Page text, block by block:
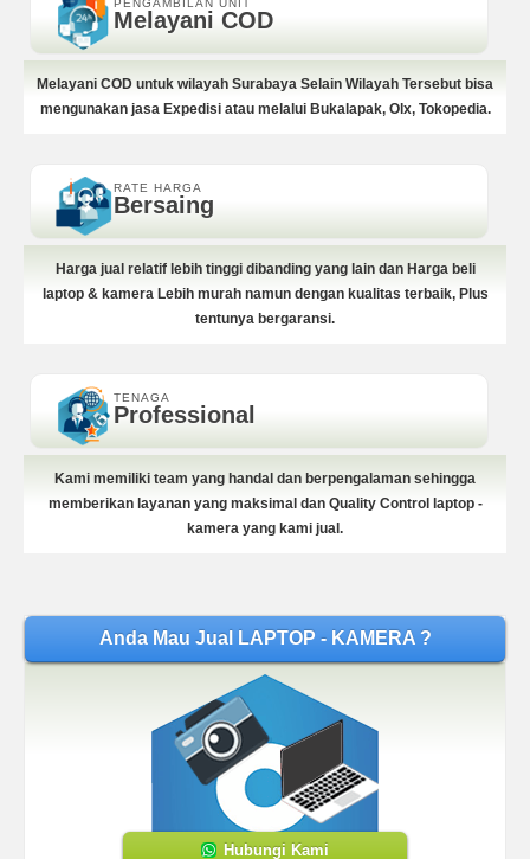
Melayani COD
Melayani COD untuk wilayah Surabaya Selain Wilayah Tersebut bisa
mengunakan jasa Expedisi atau melalui Bukalapak, Olx, Tokopedia.
RATE HARGA
Bersaing
Harga jual relatif lebih tinggi dibanding yang lain dan Harga beli
laptop & kamera Lebih murah namun dengan kualitas terbaik, Plus
tentunya bergaransi.
TENAGA
Professional
Kami memiliki team yang handal dan berpengalaman sehingga
memberikan layanan yang maksimal dan Quality Control laptop -
kamera yang kami jual.
Anda Mau Jual LAPTOP - KAMERA ?
Hubungi Kami